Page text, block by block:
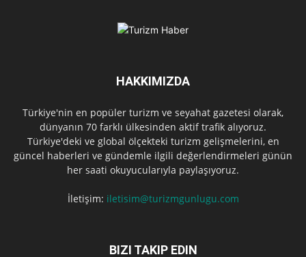
HAKKIMIZDA
Türkiye'nin en popüler turizm ve seyahat gazetesi olarak,
dünyanın 70 farklı ülkesinden aktif trafik alıyoruz.
Türkiye'deki ve global ölçekteki turizm gelişmelerini, en
güncel haberleri ve gündemle ilgili değerlendirmeleri günün
her saati okuyucularıyla paylaşıyoruz.
İletişim: iletisim@turizmgunlugu.com
BIZI TAKIP EDIN